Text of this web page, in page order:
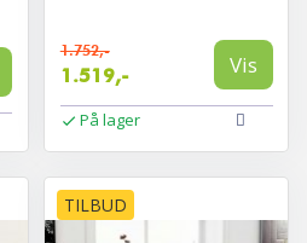
1.752,-
1.519,- Vis
På lager
TILBUD